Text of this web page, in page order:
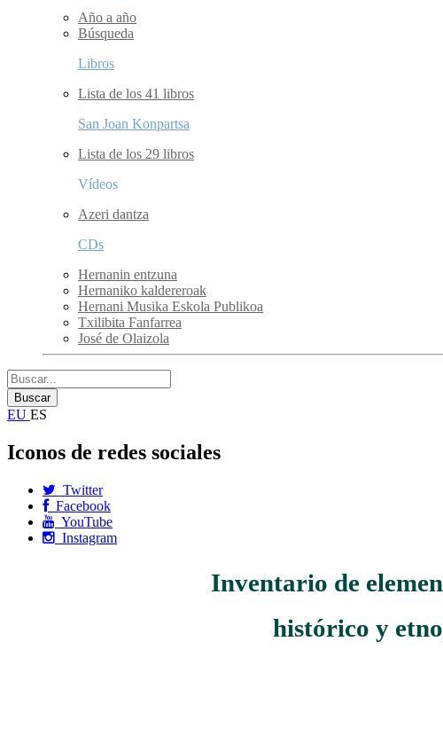
Año a año
Búsqueda
Libros
Lista de los 41 libros
San Joan Konpartsa
Lista de los 29 libros
Vídeos
Azeri dantza
CDs
Hernanin entzuna
Hernaniko kaldereroak
Hernani Musika Eskola Publikoa
Txilibita Fanfarrea
José de Olaizola
EU ES
Iconos de redes sociales
Twitter
Facebook
YouTube
Instagram
Inventario de
histórico y